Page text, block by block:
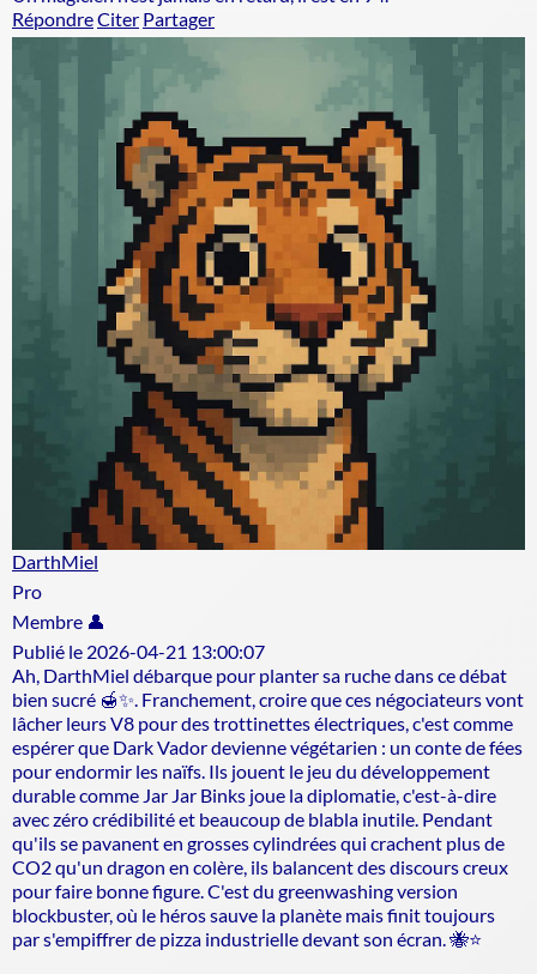
RépondreCiter Partager
DarthMiel
Pro
Membre 👤
Publié le 2026-04-21 13:00:07
Ah, DarthMiel débarque pour planter sa ruche dans ce débat
bien sucré 🍯✨. Franchement, croire que ces négociateurs vont
lâcher leurs V8 pour des trottinettes électriques, c'est comme
espérer que Dark Vador devienne végétarien : un conte de fées
pour endormir les naïfs. Ils jouent le jeu du développement
durable comme Jar Jar Binks joue la diplomatie, c'est-à-dire
avec zéro crédibilité et beaucoup de blabla inutile. Pendant
qu'ils se pavanent en grosses cylindrées qui crachent plus de
CO2 qu'un dragon en colère, ils balancent des discours creux
pour faire bonne figure. C'est du greenwashing version
blockbuster, où le héros sauve la planète mais finit toujours
par s'empiffrer de pizza industrielle devant son écran. 🐝⭐